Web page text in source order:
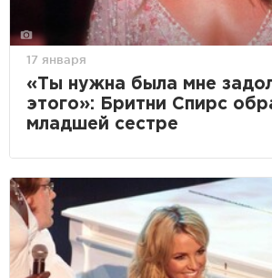
17 января
«Ты нужна была мне
этого»: Бритни Спирс
младшей сестре